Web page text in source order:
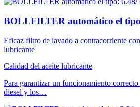
BOLLFILTER automático el
Eficaz filtro de lavado a contracorriente
lubricante
Calidad del aceite lubricante
Para garantizar un funcionamiento
diesel y los…